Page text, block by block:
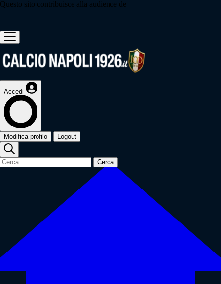
Questo sito contribuisce alla audience de
Accedi
Modifica profilo Logout
Cerca